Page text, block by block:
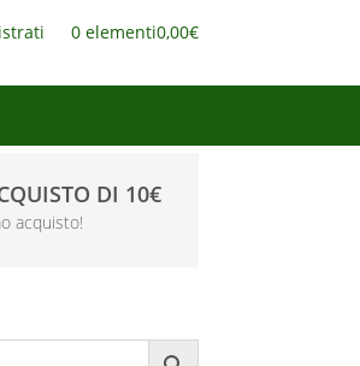
0 elementi0,00€
DI 10€
acquisto!